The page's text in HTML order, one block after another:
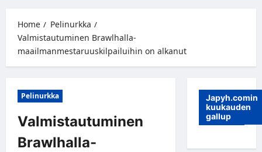
Home
Pelinurkka
Valmistautuminen Brawlhalla-
maailmanmestaruuskilpailuihin on alkanut
Pelinurkka
Valmistautuminen
Brawlhalla-
Japyh.comin
kuukauden
gallup